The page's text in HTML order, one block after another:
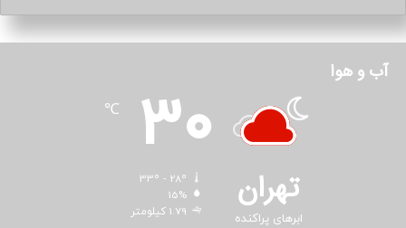
آب و هوا
تهران
ابرهای پراکنده
30
℃
15%
1.79 کیلومتر